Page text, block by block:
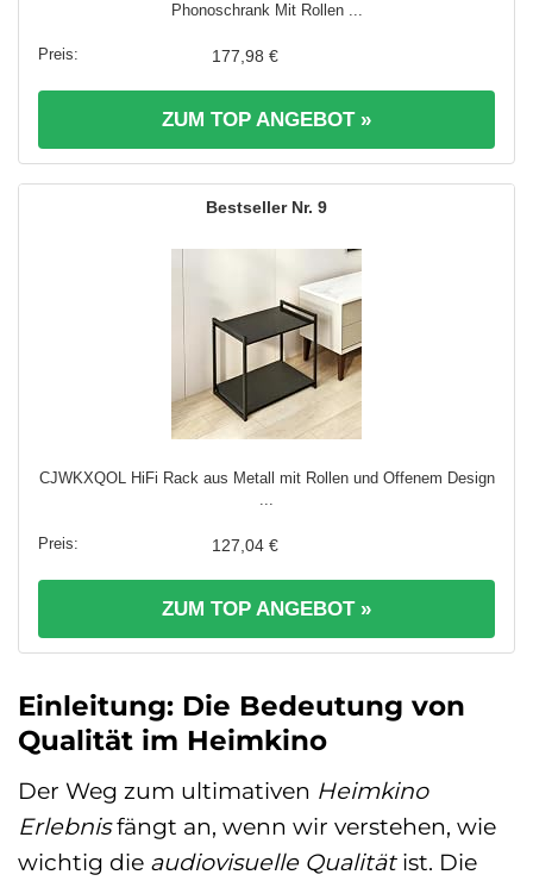
Phonoschrank Mit Rollen ...
177,98 €
ZUM TOP ANGEBOT »
9
CJWKXQOL HiFi Rack aus Metall mit Rollen und Offenem Design
...
127,04 €
ZUM TOP ANGEBOT »
Einleitung: Die Bedeutung von
Qualität im Heimkino
Der Weg zum ultimativen Heimkino
Erlebnisfängt an, wenn wir verstehen, wie
wichtig die audiovisuelle Qualitätist. Die